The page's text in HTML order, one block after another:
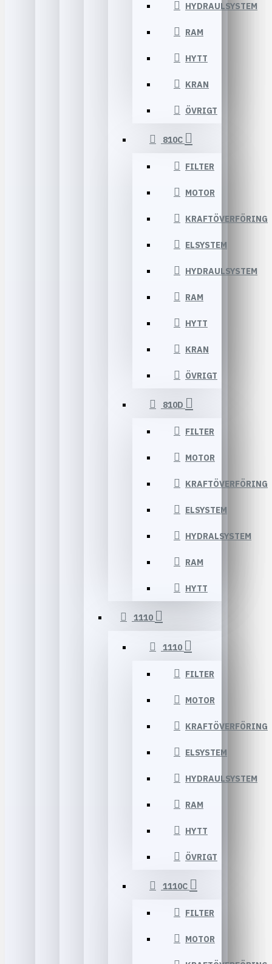
HYDRAULSYSTEM
RAM
HYTT
KRAN
ÖVRIGT
810C
FILTER
MOTOR
KRAFTÖVERFÖRING
ELSYSTEM
HYDRAULSYSTEM
RAM
HYTT
KRAN
ÖVRIGT
810D
FILTER
MOTOR
KRAFTÖVERFÖRING
ELSYSTEM
HYDRALSYSTEM
RAM
HYTT
1110
1110
FILTER
MOTOR
KRAFTÖVERFÖRING
ELSYSTEM
HYDRAULSYSTEM
RAM
HYTT
ÖVRIGT
1110C
FILTER
MOTOR